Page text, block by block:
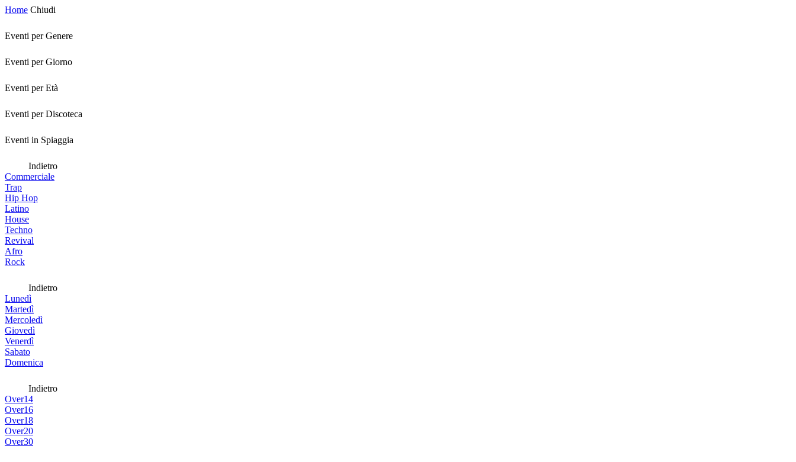
Home Chiudi
Eventi per Genere
Eventi per Giorno
Eventi per Età
Eventi per Discoteca
Eventi in Spiaggia
Indietro
Commerciale
Trap
Hip Hop
Latino
House
Techno
Revival
Afro
Rock
Indietro
Lunedì
Martedì
Mercoledì
Giovedì
Venerdì
Sabato
Domenica
Indietro
Over14
Over16
Over18
Over20
Over30